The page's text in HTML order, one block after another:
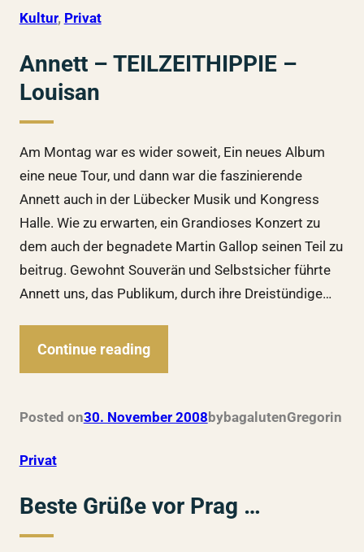
Kultur, Privat
Annett – TEILZEITHIPPIE –
Louisan
Am Montag war es wider soweit, Ein neues Album
eine neue Tour, und dann war die faszinierende
Annett auch in der Lübecker Musik und Kongress
Halle. Wie zu erwarten, ein Grandioses Konzert zu
dem auch der begnadete Martin Gallop seinen Teil zu
beitrug. Gewohnt Souverän und Selbstsicher führte
Annett uns, das Publikum, durch ihre Dreistündige…
Continue reading
Posted on30. November 2008bybagalutenGregorin
Privat
Beste Grüße vor Prag …